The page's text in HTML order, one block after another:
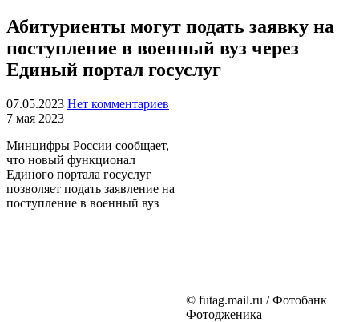
Абитуриенты могут подать заявку на
поступление в военный вуз через
Единый портал госуслуг
07.05.2023 Нет комментариев
7 мая 2023
© futag.mail.ru / Фотобанк
Фотодженика
Минцифры России сообщает,
что новый функционал
Единого портала госуслуг
позволяет подать заявление на
поступление в военный вуз